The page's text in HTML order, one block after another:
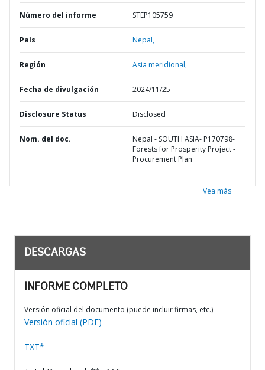
Número del informe STEP105759
País Nepal,
Región Asia meridional,
Fecha de divulgación 2024/11/25
Disclosure Status Disclosed
Nom. del doc.
Nepal - SOUTH ASIA- P170798-
Forests for Prosperity Project -
Procurement Plan
Vea más
DESCARGAS
INFORME COMPLETO
Versión oficial del documento (puede incluir firmas, etc.)
Versión oficial (PDF)
TXT*